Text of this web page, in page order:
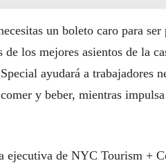
un boleto caro para
de los mejores asientos de la
ayudará a trabajadores
y beber, mientras
ejecutiva de NYC Tourism +